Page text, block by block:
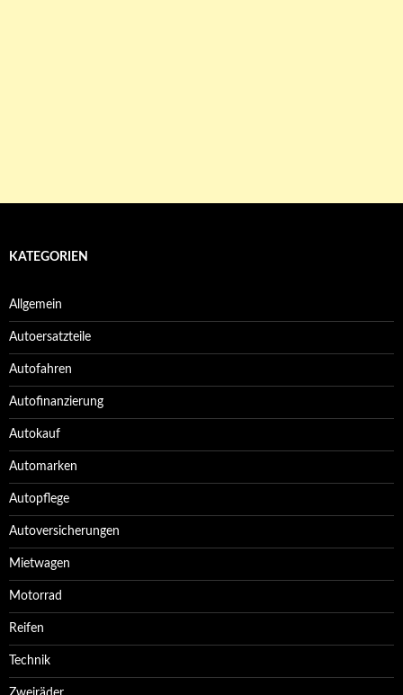
KATEGORIEN
Allgemein
Autoersatzteile
Autofahren
Autofinanzierung
Autokauf
Automarken
Autopflege
Autoversicherungen
Mietwagen
Motorrad
Reifen
Technik